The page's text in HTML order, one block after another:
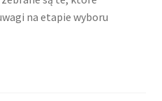
na etapie wyboru